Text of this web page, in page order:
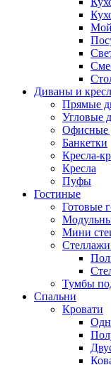
Диваны и
Прямые
Угловые
Офисные
Банкетки
Кресла-
Кресла
Пуфы
Гостиные
Готовые
Мини
Тумбы
Спальни
Кровати